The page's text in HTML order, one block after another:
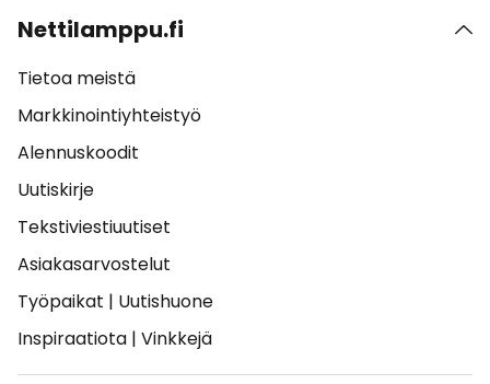
Nettilamppu.fi
Tietoa meistä
Markkinointiyhteistyö
Alennuskoodit
Uutiskirje
Tekstiviestiuutiset
Asiakasarvostelut
Työpaikat | Uutishuone
Inspiraatiota | Vinkkejä